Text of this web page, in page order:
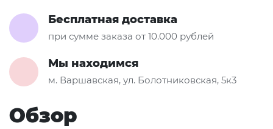
Бесплатная доставка
при сумме заказа от 10.000 рублей
Мы находимся
м. Варшавская, ул. Болотниковская, 5к3
Обзор